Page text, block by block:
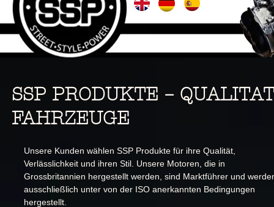
SSP PRODUKTE –
FAHRZEUGE
Unsere Kunden wählen SSP Produkte für ihre Qualität,
Verlässlichkeit und ihren Stil. Unsere Motoren, die in
Grossbritannien hergestellt werden, sind Marktführer und
ausschließlich unter von der ISO anerkannten Bedingungen
hergestellt.